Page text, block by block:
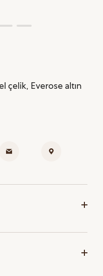
çelik, Everose altın
montaj işlemi